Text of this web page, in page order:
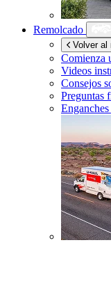
Remolcado
Volver al
Comienza
Videos
Consejos
Preguntas